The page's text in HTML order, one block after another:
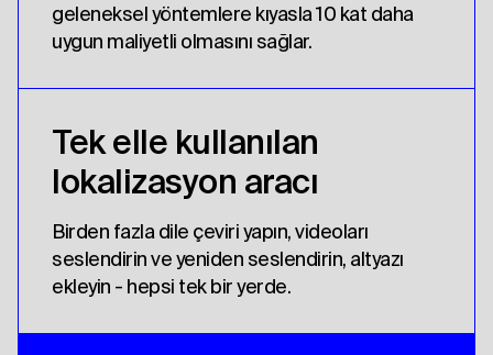
geleneksel yöntemlere kıyasla 10 kat daha
uygun maliyetli olmasını sağlar.
Tek elle kullanılan
lokalizasyon aracı
Birden fazla dile çeviri yapın, videoları
seslendirin ve yeniden seslendirin, altyazı
ekleyin - hepsi tek bir yerde.